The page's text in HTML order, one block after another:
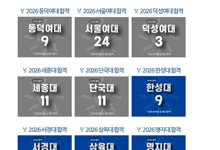
🏅 2026 동덕여대 합격 🏅 2026 서울여대 합격 🏅 2026 덕성여대 합격
🏅 2026 세종대 합격 🏅 2026 단국대 합격 🏅 2026 한성대 합격
🏅 2026 서경대 합격 🏅 2026 삼육대 합격 🏅 2026 명지대 합격